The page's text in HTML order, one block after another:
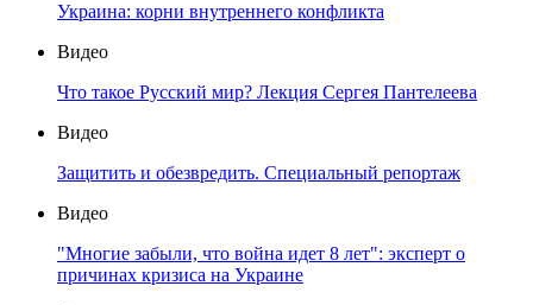
Украина: корни внутреннего конфликта
Видео
Что такое Русский мир? Лекция Сергея Пантелеева
Видео
Защитить и обезвредить. Специальный репортаж
Видео
"Многие забыли, что война идет 8 лет": эксперт о
причинах кризиса на Украине